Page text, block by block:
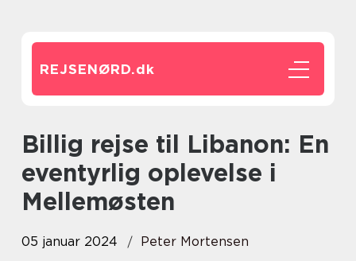
REJSENØRD.dk
Billig rejse til Libanon: En
eventyrlig oplevelse i
Mellemøsten
05 januar 2024
Peter Mortensen